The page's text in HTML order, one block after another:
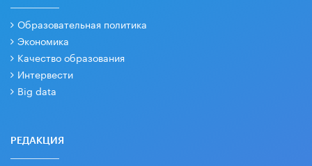
Образовательная политика
Экономика
Качество образования
Интервести
Big data
РЕДАКЦИЯ